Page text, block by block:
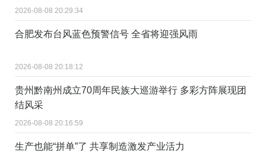
2026-08-08 20:29:34
合肥发布台风蓝色预警信号 全省将迎强风雨
2026-08-08 20:18:12
贵州黔南州成立70周年民族大巡游举行 多彩方阵展现团
结风采
2026-08-08 20:16:59
生产也能“拼单”了 共享制造激发产业活力